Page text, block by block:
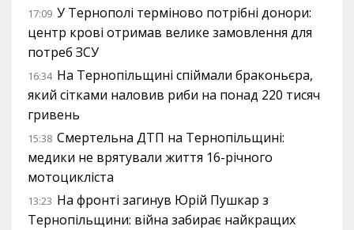
17:09 У Тернополі терміново потрібні донори:
центр крові отримав велике замовлення для
потреб ЗСУ
16:34 На Тернопільщині спіймали браконьєра,
який сітками наловив риби на понад 220 тисяч
гривень
15:38 Смертельна ДТП на Тернопільщині:
медики не врятували життя 16-річного
мотоцикліста
13:23 На фронті загинув Юрій Пушкар з
Тернопільщини: війна забирає найкращих